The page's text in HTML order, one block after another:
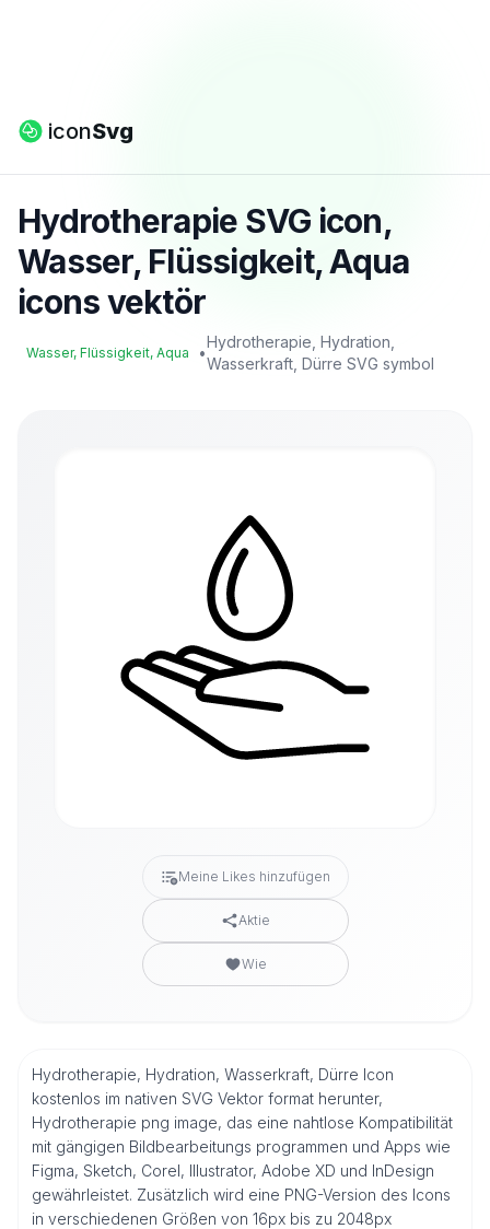
iconSvg
Hydrotherapie SVG icon,
Wasser, Flüssigkeit, Aqua
icons vektör
Wasser, Flüssigkeit, Aqua •
Hydrotherapie, Hydration,
Wasserkraft, Dürre SVG symbol
Meine Likes hinzufügen
Aktie
Wie
Hydrotherapie, Hydration, Wasserkraft, Dürre Icon
kostenlos im nativen SVG Vektor format herunter,
Hydrotherapie png image, das eine nahtlose Kompatibilität
mit gängigen Bildbearbeitungs programmen und Apps wie
Figma, Sketch, Corel, Illustrator, Adobe XD und InDesign
gewährleistet. Zusätzlich wird eine PNG-Version des Icons
in verschiedenen Größen von 16px bis zu 2048px